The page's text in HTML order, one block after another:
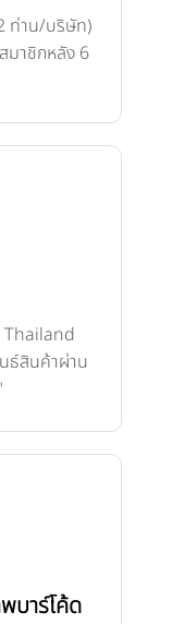
ท่าน/บริษัท)
มาชิกหลัง 6
Thailand
ธ์สินค้าผ่าน
บาร์โค้ด